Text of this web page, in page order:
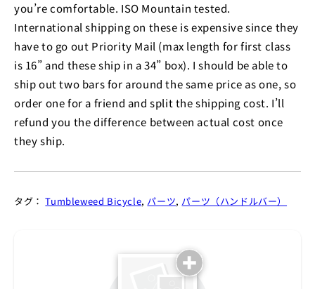
you’re comfortable. ISO Mountain tested.
International shipping on these is expensive since they
have to go out Priority Mail (max length for first class
is 16” and these ship in a 34” box). I should be able to
ship out two bars for around the same price as one, so
order one for a friend and split the shipping cost. I’ll
refund you the difference between actual cost once
they ship.
タグ：Tumbleweed Bicycle, パーツ, パーツ（ハンドルバー）